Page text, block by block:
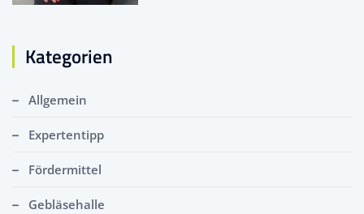
Kategorien
Allgemein
Expertentipp
Fördermittel
Gebläsehalle